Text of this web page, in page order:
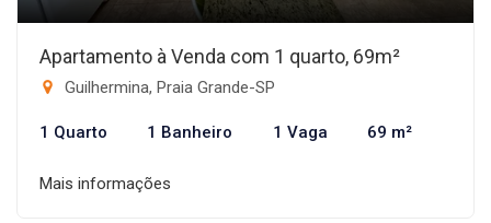
Apartamento à Venda com 1 quarto, 69m²
Guilhermina, Praia Grande-SP
1 Quarto 1 Banheiro 1 Vaga 69 m²
Mais informações